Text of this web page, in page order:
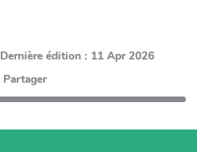
Dernière édition : 11 Apr 2026
Partager